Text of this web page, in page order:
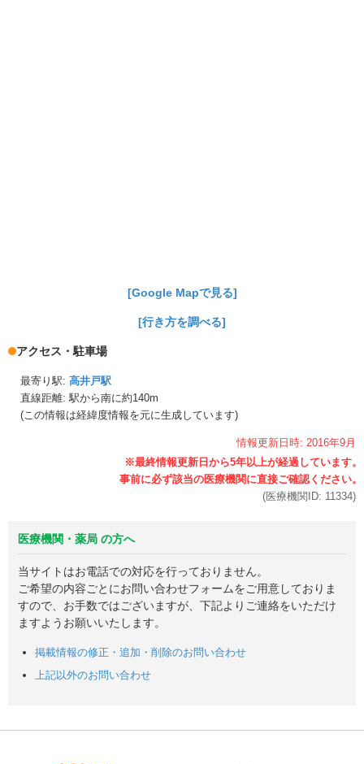
[Google Mapで見る]
[行き方を調べる]
アクセス・駐車場
最寄り駅: 高井戸駅
直線距離: 駅から南に約140m
(この情報は経緯度情報を元に生成しています)
情報更新日時: 2016年9月
(医療機関ID: 11334)
医療機関・薬局 の方へ
当サイトはお電話での対応を行っておりません。
ご希望の内容ごとにお問い合わせフォームをご用意しておりま
すので、お手数ではございますが、下記よりご連絡をいただけ
ますようお願いいたします。
掲載情報の修正・追加・削除のお問い合わせ
上記以外のお問い合わせ